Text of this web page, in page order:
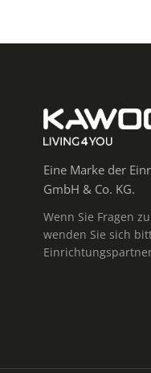
Eine Marke der
GmbH & Co. KG.
Wenn Sie Fragen
wenden Sie sich